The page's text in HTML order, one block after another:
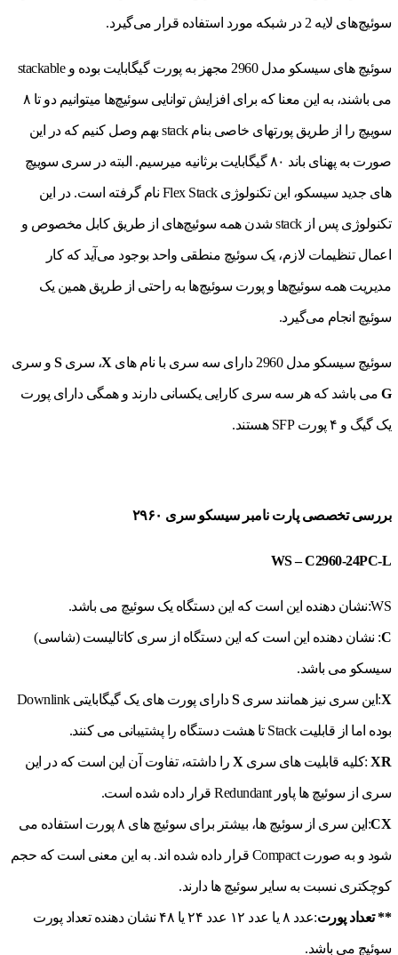
سوئیچ‌‌های لایه 2 در شبکه مورد استفاده قرار می‌‌گیرد.
سوئیچ های سیسکو مدل 2960 مجهز به پورت گیگابایت بوده و stackable
می باشند، به این معنا که برای افزایش توانایی سوئیچ‌ها میتوانیم دو تا ۸
سوییچ را از طریق پورتهای خاصی بنام stack بهم وصل کنیم که در این
صورت به پهنای باند ۸۰ گیگابایت برثانیه میرسیم. البته در سری سوییچ
های جدید سیسکو، این تکنولوژی Flex Stack نام گرفته است. در این
تکنولوژی پس از stack شدن همه سوئیچ‌های از طریق کابل مخصوص و
اعمال تنظیمات لازم، یک سوئیچ منطقی واحد بوجود می‌آید که کار
مدیریت همه سوئیچ‌ها و پورت سوئیچ‌ها به راحتی از طریق همین یک
سوئیچ انجام می‌گیرد.
سوئیچ سیسکو مدل 2960 دارای سه سری با نام های X، سریS و سری
G می باشد که هر سه سری کارایی یکسانی دارند و همگی دارای پورت
یک گیگ و ۴ پورت SFP هستند.
بررسی تخصصی پارت نامبر سیسکو سری ۲۹۶۰
WS – C2960-24PC-L
WS:نشان دهنده این است که این دستگاه یک سوئیچ می باشد.
C: نشان دهنده این است که این دستگاه از سری کاتالیست (شاسی)
سیسکو می باشد.
X:این سری نیز همانند سریS دارای پورت های یک گیگابایتی Downlink
بوده اما از قابلیت Stack تا هشت دستگاه را پشتیبانی می کنند.
XR :کلیه قابلیت های سری X را داشته، تفاوت آن این است که در این
سری از سوئیچ ها پاور Redundant قرار داده شده است.
CX :این سری از سوئیچ ها، بیشتر برای سوئیچ های ۸ پورت استفاده می
شود و به صورت Compact قرار داده شده اند. به این معنی است که حجم
کوچکتری نسبت به سایر سوئیچ ها دارند.
** تعداد پورت :عدد ۸ یا عدد ۱۲ عدد ۲۴ یا ۴۸ نشان دهنده تعداد پورت
سوئیچ می باشد.